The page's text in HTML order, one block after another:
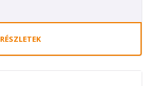
RÉSZLETEK